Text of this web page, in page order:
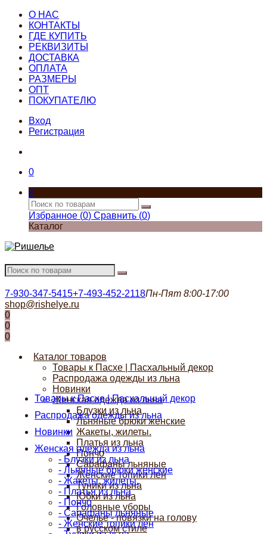
О НАС
КОНТАКТЫ
ГДЕ КУПИТЬ
РЕКВИЗИТЫ
ДОСТАВКА
ОПЛАТА
РАЗМЕРЫ
ОПТ
ПОКУПАТЕЛЮ
Вход
Регистрация
0
×
Избранное (0) Сравнить (0)
Каталог
7-930-347-5415+7-493-452-2118Пн-Пят 8:00-17:00
shop@rishelye.ru
0
0
0
Каталог товаров
Товары к Пасхе | Пасхальный декор
Распродажа одежды из льна
Новинки
Женская одежда из льна
Блузки из льна
Льняные брюки женские
Жакеты, жилеты.
Платья из льна
Пончо
Сарафаны льняные
Женские топики лен
Туники из льна
Юбки из льна
Головные уборы
Очелье - повязки на голову
в русском стиле
Товары к Пасхе | Пасхальный декор
Распродажа одежды из льна
Новинки
Женская одежда из льна
- Блузки из льна
- Льняные брюки женские
- Жакеты, жилеты.
- Платья из льна
- Пончо
- Сарафаны льняные
- Женские топики лен